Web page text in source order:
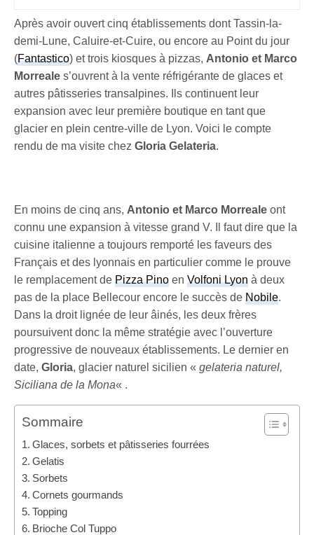
Après avoir ouvert cinq établissements dont Tassin-la-
demi-Lune, Caluire-et-Cuire, ou encore au Point du jour
(Fantastico) et trois kiosques à pizzas, Antonio et Marco
Morreales’ouvrent à la vente réfrigérante de glaces et
autres pâtisseries transalpines. Ils continuent leur
expansion avec leur première boutique en tant que
glacier en plein centre-ville de Lyon. Voici le compte
rendu de ma visite chezGloria Gelateria.
En moins de cinq ans, Antonio et Marco Morreale ont
connu une expansion à vitesse grand V. Il faut dire que la
cuisine italienne a toujours remporté les faveurs des
Français et des lyonnais en particulier comme le prouve
le remplacement dePizza Pino enVolfoni Lyon à deux
pas de la place Bellecour encore le succès deNobile.
Dans la droit lignée de leur âinés, les deux frères
poursuivent donc la même stratégie avec l’ouverture
progressive de nouveaux établissements. Le dernier en
date,Gloria, glacier naturel sicilien «gelateria naturel,
Siciliana de la Mona« .
Sommaire
Glaces, sorbets et pâtisseries fourrées
Gelatis
Sorbets
Cornets gourmands
Topping
Brioche Col Tuppo